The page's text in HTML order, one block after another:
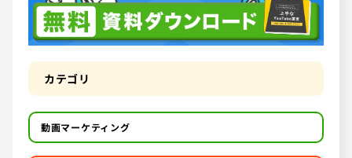
カテゴリ
動画マーケティング